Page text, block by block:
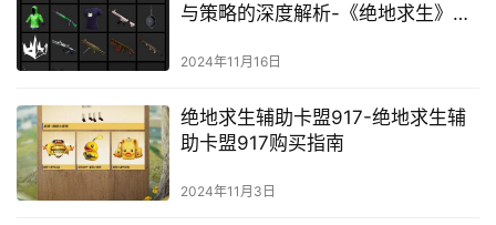
与策略的深度解析-《绝地求生》玩
搭配指南
2024年11月16日
绝地求生辅助卡盟917-绝地求生辅
助卡盟917购买指南
2024年11月3日